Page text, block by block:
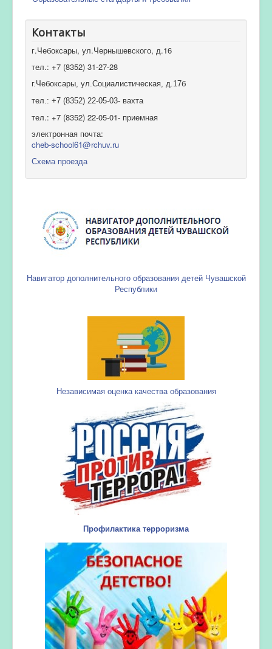
Контакты
г.Чебоксары, ул.Чернышевского, д.16
тел.: +7 (8352) 31-27-28
г.Чебоксары, ул.Социалистическая, д.17б
тел.: +7 (8352) 22-05-03- вахта
тел.: +7 (8352) 22-05-01- приемная
электронная почта:
cheb-school61@rchuv.ru
Схема проезда
Навигатор дополнительного образования детей Чувашской
Республики
Независимая оценка качества образования
Профилактика терроризма